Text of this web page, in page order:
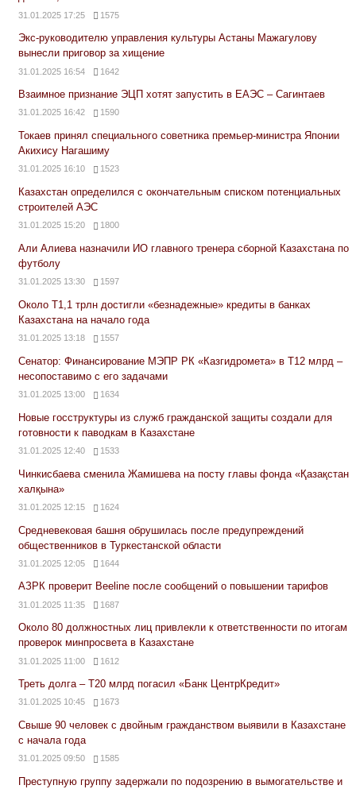
31.01.2025 17:25 1575
Экс-руководителю управления культуры Астаны Мажагулову
вынесли приговор за хищение
31.01.2025 16:54 1642
Взаимное признание ЭЦП хотят запустить в ЕАЭС – Сагинтаев
31.01.2025 16:42 1590
Токаев принял специального советника премьер-министра Японии
Акихису Нагашиму
31.01.2025 16:10 1523
Казахстан определился с окончательным списком потенциальных
строителей АЭС
31.01.2025 15:20 1800
Али Алиева назначили ИО главного тренера сборной Казахстана по
футболу
31.01.2025 13:30 1597
Около Т1,1 трлн достигли «безнадежные» кредиты в банках
Казахстана на начало года
31.01.2025 13:18 1557
Сенатор: Финансирование МЭПР РК «Казгидромета» в Т12 млрд –
несопоставимо с его задачами
31.01.2025 13:00 1634
Новые госструктуры из служб гражданской защиты создали для
готовности к паводкам в Казахстане
31.01.2025 12:40 1533
Чинкисбаева сменила Жамишева на посту главы фонда «Қазақстан
халқына»
31.01.2025 12:15 1624
Средневековая башня обрушилась после предупреждений
общественников в Туркестанской области
31.01.2025 12:05 1644
АЗРК проверит Beeline после сообщений о повышении тарифов
31.01.2025 11:35 1687
Около 80 должностных лиц привлекли к ответственности по итогам
проверок минпросвета в Казахстане
31.01.2025 11:00 1612
Треть долга – Т20 млрд погасил «Банк ЦентрКредит»
31.01.2025 10:45 1673
Свыше 90 человек с двойным гражданством выявили в Казахстане
с начала года
31.01.2025 09:50 1585
Преступную группу задержали по подозрению в вымогательстве и